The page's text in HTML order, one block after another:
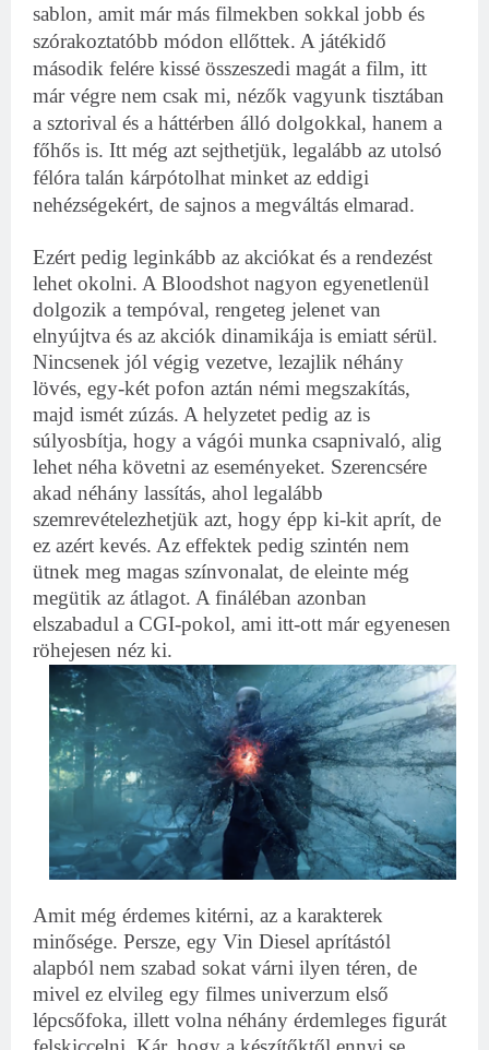
sablon, amit már más filmekben sokkal jobb és
szórakoztatóbb módon ellőttek. A játékidő
második felére kissé összeszedi magát a film, itt
már végre nem csak mi, nézők vagyunk tisztában
a sztorival és a háttérben álló dolgokkal, hanem a
főhős is. Itt még azt sejthetjük, legalább az utolsó
félóra talán kárpótolhat minket az eddigi
nehézségekért, de sajnos a megváltás elmarad.
Ezért pedig leginkább az akciókat és a rendezést
lehet okolni. A Bloodshot nagyon egyenetlenül
dolgozik a tempóval, rengeteg jelenet van
elnyújtva és az akciók dinamikája is emiatt sérül.
Nincsenek jól végig vezetve, lezajlik néhány
lövés, egy-két pofon aztán némi megszakítás,
majd ismét zúzás. A helyzetet pedig az is
súlyosbítja, hogy a vágói munka csapnivaló, alig
lehet néha követni az eseményeket. Szerencsére
akad néhány lassítás, ahol legalább
szemrevételezhetjük azt, hogy épp ki-kit aprít, de
ez azért kevés. Az effektek pedig szintén nem
ütnek meg magas színvonalat, de eleinte még
megütik az átlagot. A fináléban azonban
elszabadul a CGI-pokol, ami itt-ott már egyenesen
röhejesen néz ki.
Amit még érdemes kitérni, az a karakterek
minősége. Persze, egy Vin Diesel aprítástól
alapból nem szabad sokat várni ilyen téren, de
mivel ez elvileg egy filmes univerzum első
lépcsőfoka, illett volna néhány érdemleges figurát